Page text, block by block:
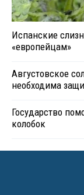
Испанские
«европейцам»
Августовское
необходима
Государство
колобок